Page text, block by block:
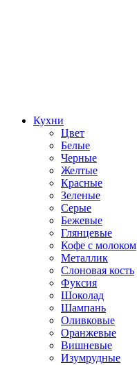
Кухни
Цвет
Белые
Черные
Желтые
Красные
Зеленые
Серые
Бежевые
Глянцевые
Кофе с молоком
Металлик
Слоновая кость
Фуксия
Шоколад
Шампань
Оливковые
Оранжевые
Вишневые
Изумрудные